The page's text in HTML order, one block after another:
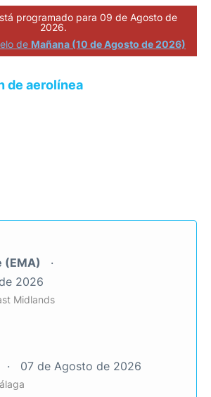
programado para 09 de Agosto de
2026.
de Mañana (10 de Agosto de 2026)
de aerolínea
(EMA)
2026
Midlands
07 de Agosto de 2026